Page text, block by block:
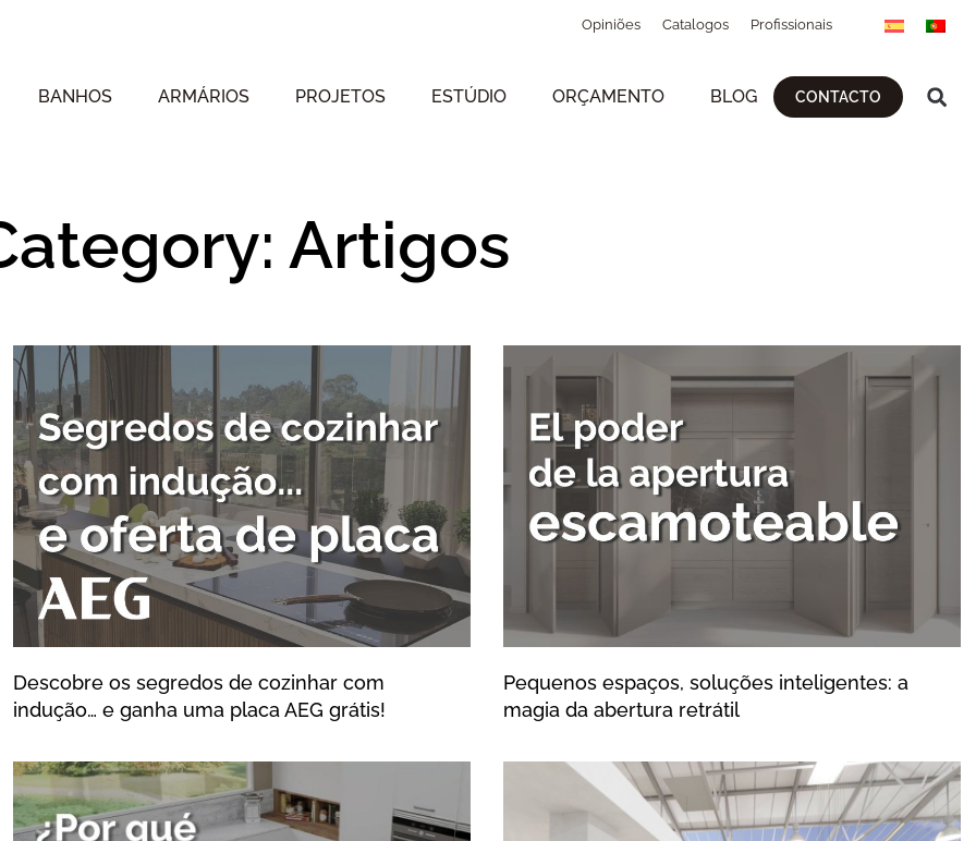
Opiniões Catalogos Profissionais
BANHOS ARMÁRIOS PROJETOS ESTÚDIO ORÇAMENTO BLOG CONTACTO
Artigos
Descobre os segredos de cozinhar com
indução… e ganha uma placa AEG grátis!
Pequenos espaços, soluções inteligentes: a
magia da abertura retrátil